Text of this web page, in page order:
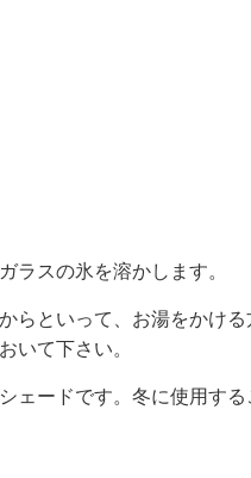
スの氷を溶かします。
といって、お湯をかけ
いて下さい。
ードです。冬に使用す